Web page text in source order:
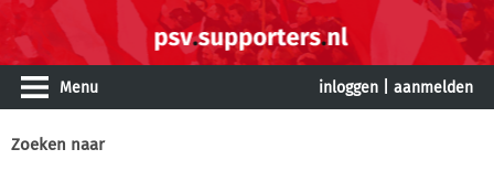
Menu inloggen aanmelden
Zoeken naar